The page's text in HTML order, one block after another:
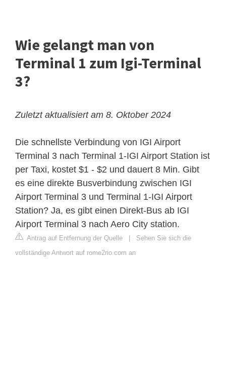
Wie gelangt man von
Terminal 1 zum Igi-Terminal
3?
Zuletzt aktualisiert am 8. Oktober 2024
Die schnellste Verbindung von IGI Airport
Terminal 3 nach Terminal 1-IGI Airport Station ist
per Taxi, kostet $1 - $2 und dauert 8 Min. Gibt
es eine direkte Busverbindung zwischen IGI
Airport Terminal 3 und Terminal 1-IGI Airport
Station? Ja, es gibt einen Direkt-Bus ab IGI
Airport Terminal 3 nach Aero City station.
Antrag auf Entfernung der Quelle
Sehen Sie sich die
vollständige Antwort auf rome2rio.com an